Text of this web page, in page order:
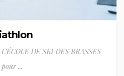
DE SKI DES BRASSES
pour ...